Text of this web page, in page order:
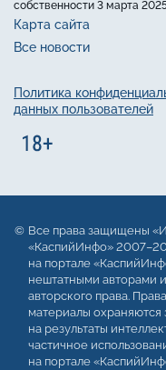
собственности 3 марта
Карта сайта
Все новости
Политика
данных пользователей
Все права защищены
«КаспийИнфо»
на портале
нештатными авторами
авторского права.
материалы охраняются
на результаты
частичное
на портале